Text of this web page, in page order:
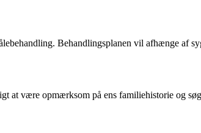
Behandlingsplanen vil afhænge af
at være opmærksom på ens familiehistorie og